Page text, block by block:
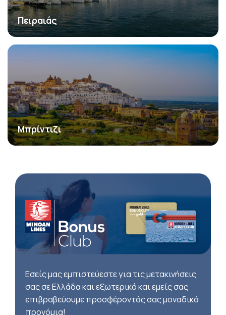
Πειραιάς
Μπρίντιζι
Εσείς μας εμπιστεύεστε για τις μετακινήσεις
σας σε Ελλάδα και εξωτερικό και εμείς σας
επιβραβεύουμε προσφέροντάς σας μοναδικά
προνόμια!